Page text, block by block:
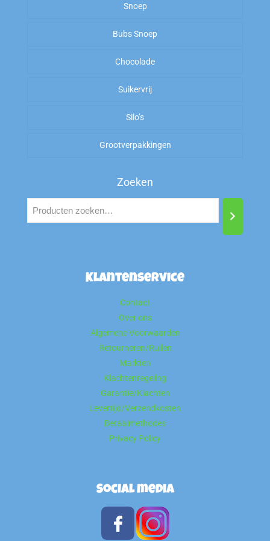
Kiloknallers
To Good To Go
Zoet
Zout
Arabische Gom
Snoep
Amerikaans Snoep
Zoet
Zuur
Zout
Bubs Snoep
Chocolade
Suikervrij
Silo’s
Grootverpakkingen
Zoeken
Klantenservice
Contact
Over ons
Algemene Voorwaarden
Retourneren/Ruilen
Markten
Klachtenregeling
Garantie/Klachten
Levertijd/Verzendkosten
Betaalmethodes
Privacy Policy
Social media